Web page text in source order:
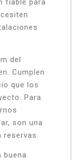
fiable para
del
Cumplen
que los
Para
son una
reservas.
buena